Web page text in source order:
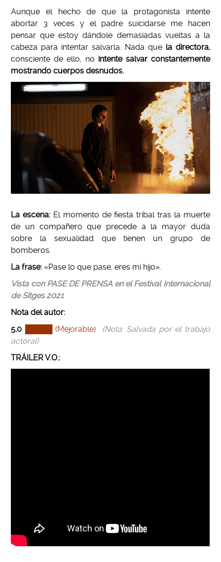
Aunque el hecho de que la protagonista intente
abortar 3 veces y el padre suicidarse me hacen
pensar que estoy dándole demasiadas vueltas a la
cabeza para intentar salvarla. Nada que la directora,
consciente de ello, no intente salvar constantemente
mostrando cuerpos desnudos.
La escena: El momento de fiesta tribal tras la muerte
de un compañero que precede a la mayor duda
sobre la sexualidad que tienen un grupo de
bomberos.
La frase: «Pase lo que pase, eres mi hijo».
Vista con PASE DE PRENSA en el Festival Internacional
de Sitges 2021
Nota del autor:
5,0
█████ (Mejorable)
(Nota: Salvada por el trabajo
actoral)
TRÁILER V.O.: